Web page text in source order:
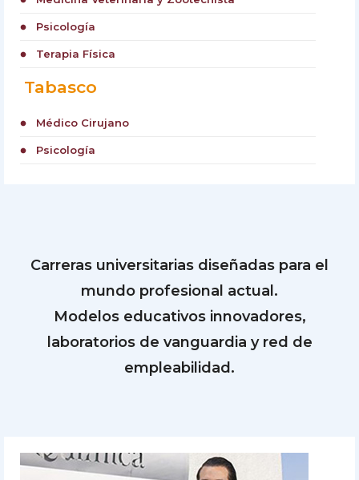
circle Psicología
circle Terapia Física
Tabasco
circle Médico Cirujano
circle Psicología
Carreras universitarias diseñadas para el
mundo profesional actual.
Modelos educativos innovadores,
laboratorios de vanguardia y red de
empleabilidad.